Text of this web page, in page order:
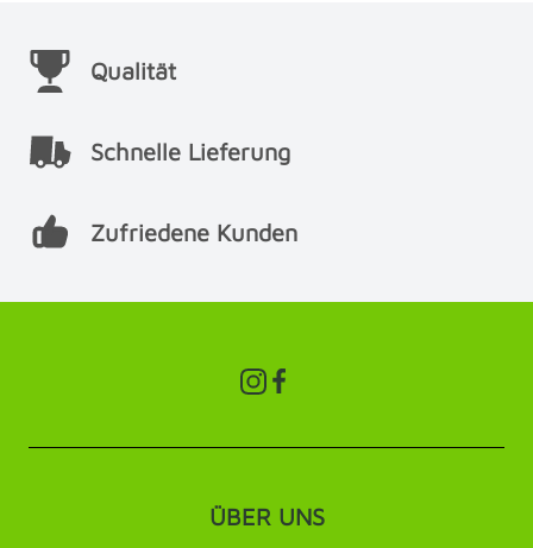
Qualität
Schnelle Lieferung
Zufriedene Kunden
ÜBER UNS